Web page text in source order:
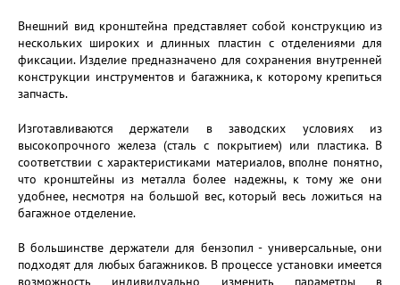
Внешний вид кронштейна представляет собой конструкцию из
нескольких широких и длинных пластин с отделениями для
фиксации. Изделие предназначено для сохранения внутренней
конструкции инструментов и багажника, к которому крепиться
запчасть.
Изготавливаются держатели в заводских условиях из
высокопрочного железа (сталь с покрытием) или пластика. В
соответствии с характеристиками материалов, вполне понятно,
что кронштейны из металла более надежны, к тому же они
удобнее, несмотря на большой вес, который весь ложиться на
багажное отделение.
В большинстве держатели для бензопил - универсальные, они
подходят для любых багажников. В процессе установки имеется
возможность индивидуально изменить параметры в